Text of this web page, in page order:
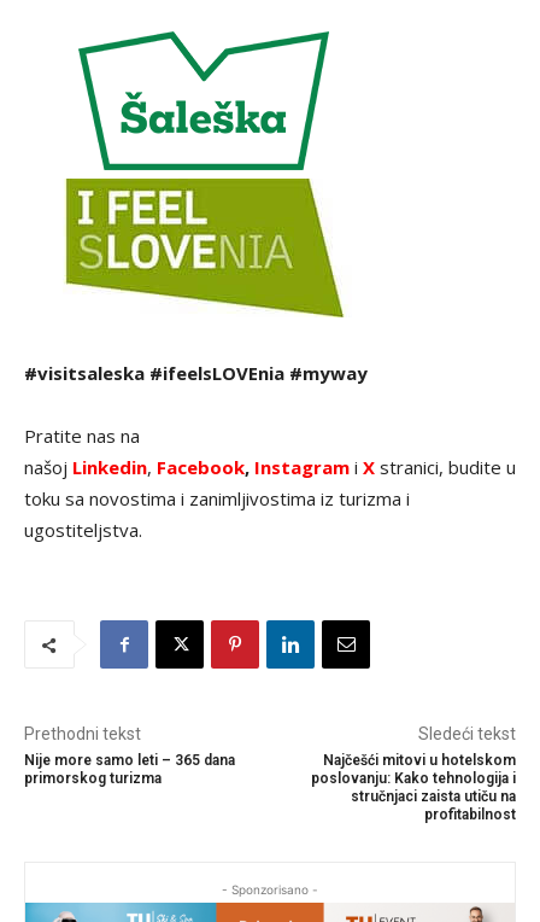
#visitsaleska #ifeelsLOVEnia #myway
Pratite nas na
našoj Linkedin, Facebook, Instagram i X stranici, budite u
toku sa novostima i zanimljivostima iz turizma i
ugostiteljstva.
Prethodni tekst
Nije more samo leti – 365 dana
primorskog turizma
Sledeći tekst
Najčešći mitovi u hotelskom
poslovanju: Kako tehnologija i
stručnjaci zaista utiču na
profitabilnost
- Sponzorisano -